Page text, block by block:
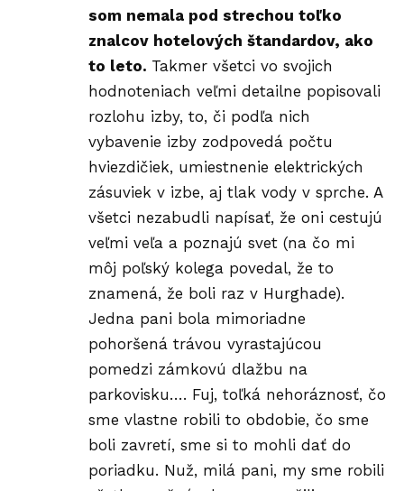
som nemala pod strechou toľko
znalcov hotelových štandardov, ako
to leto. Takmer všetci vo svojich
hodnoteniach veľmi detailne popisovali
rozlohu izby, to, či podľa nich
vybavenie izby zodpovedá počtu
hviezdičiek, umiestnenie elektrických
zásuviek v izbe, aj tlak vody v sprche. A
všetci nezabudli napísať, že oni cestujú
veľmi veľa a poznajú svet (na čo mi
môj poľský kolega povedal, že to
znamená, že boli raz v Hurghade).
Jedna pani bola mimoriadne
pohoršená trávou vyrastajúcou
pomedzi zámkovú dlažbu na
parkovisku…. Fuj, toľká nehoráznosť, čo
sme vlastne robili to obdobie, čo sme
boli zavretí, sme si to mohli dať do
poriadku. Nuž, milá pani, my sme robili